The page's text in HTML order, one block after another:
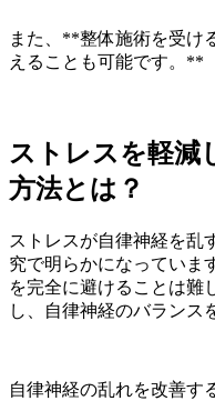
また、**整体施術を受け
えることも可能です。**
ストレスを軽減
方法とは？
ストレスが自律神経を乱
究で明らかになっていま
を完全に避けることは難
し、自律神経のバランス
自律神経の乱れを改善す